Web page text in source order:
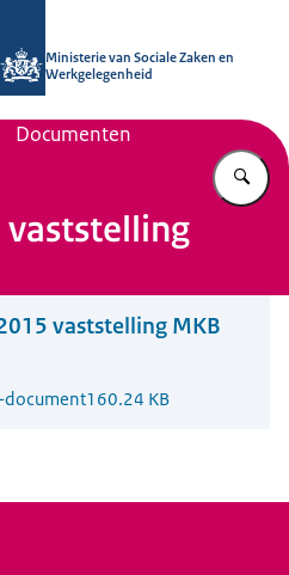
Ministerie van Sociale Zaken en
Werkgelegenheid
Documenten
vaststelling
vaststelling MKB
document160.24 KB